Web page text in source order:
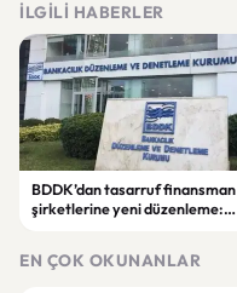
İLGILI HABERLER
BDDK’dan tasarruf finansman
şirketlerine yeni düzenleme:
EN ÇOK OKUNANLAR